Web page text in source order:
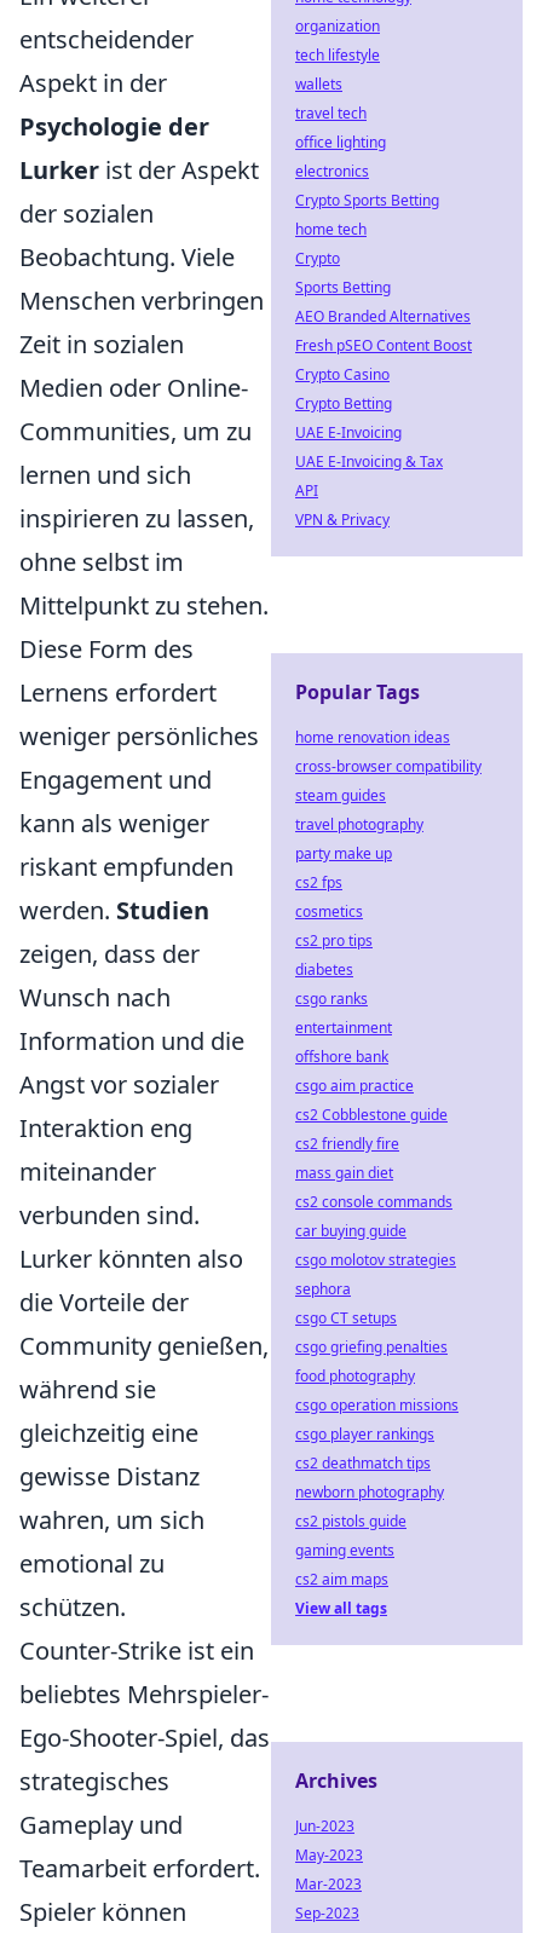
entscheidender
Aspekt in der
Psychologie der
Lurker ist der Aspekt
der sozialen
Beobachtung. Viele
Menschen verbringen
Zeit in sozialen
Medien oder Online-
Communities, um zu
lernen und sich
inspirieren zu lassen,
ohne selbst im
Mittelpunkt zu stehen.
Diese Form des
Lernens erfordert
weniger persönliches
Engagement und
kann als weniger
riskant empfunden
werden. Studien
zeigen, dass der
Wunsch nach
Information und die
Angst vor sozialer
Interaktion eng
miteinander
verbunden sind.
Lurker könnten also
die Vorteile der
Community genießen,
während sie
gleichzeitig eine
gewisse Distanz
wahren, um sich
emotional zu
schützen.
Counter-Strike ist ein
beliebtes Mehrspieler-
Ego-Shooter-Spiel, das
strategisches
Gameplay und
Teamarbeit erfordert.
Spieler können
organization
tech lifestyle
wallets
travel tech
office lighting
electronics
Crypto Sports Betting
home tech
Crypto
Sports Betting
AEO Branded Alternatives
Fresh pSEO Content Boost
Crypto Casino
Crypto Betting
UAE E-Invoicing
UAE E-Invoicing & Tax
API
VPN & Privacy
Popular Tags
home renovation ideas
cross-browser compatibility
steam guides
travel photography
party make up
cs2 fps
cosmetics
cs2 pro tips
diabetes
csgo ranks
entertainment
offshore bank
csgo aim practice
cs2 Cobblestone guide
cs2 friendly fire
mass gain diet
cs2 console commands
car buying guide
csgo molotov strategies
sephora
csgo CT setups
csgo griefing penalties
food photography
csgo operation missions
csgo player rankings
cs2 deathmatch tips
newborn photography
cs2 pistols guide
gaming events
cs2 aim maps
View all tags
Archives
Jun-2023
May-2023
Mar-2023
Sep-2023